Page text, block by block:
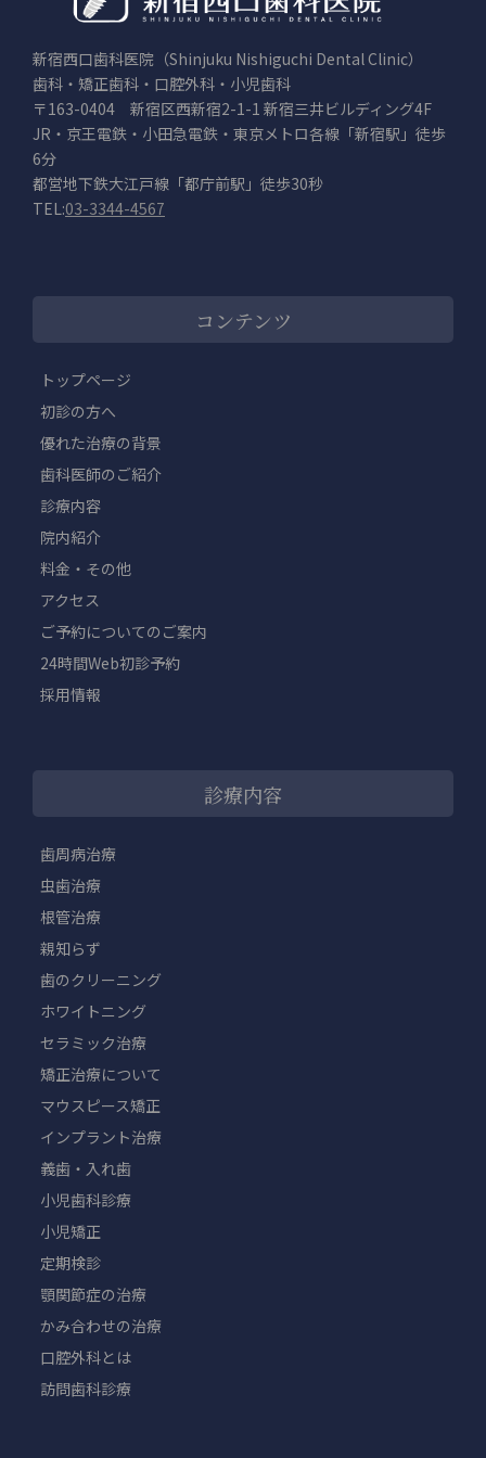
新宿西口歯科医院（Shinjuku Nishiguchi Dental Clinic）
歯科・矯正歯科・口腔外科・小児歯科
〒163-0404 新宿区西新宿2-1-1 新宿三井ビルディング4F
JR・京王電鉄・小田急電鉄・東京メトロ各線「新宿駅」徒歩
6分
都営地下鉄大江戸線「都庁前駅」徒歩30秒
TEL:03-3344-4567
コンテンツ
トップページ
初診の方へ
優れた治療の背景
歯科医師のご紹介
診療内容
院内紹介
料金・その他
アクセス
ご予約についてのご案内
24時間Web初診予約
採用情報
診療内容
歯周病治療
虫歯治療
根管治療
親知らず
歯のクリーニング
ホワイトニング
セラミック治療
矯正治療について
マウスピース矯正
インプラント治療
義歯・入れ歯
小児歯科診療
小児矯正
定期検診
顎関節症の治療
かみ合わせの治療
口腔外科とは
訪問歯科診療